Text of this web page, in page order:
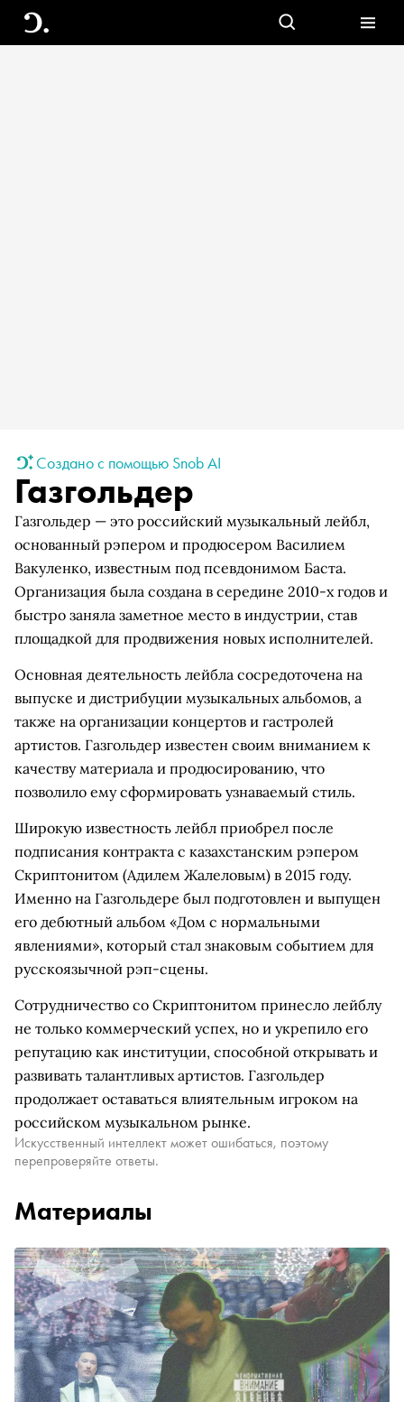
Создано с помощью Snob AI
Газгольдер
Газгольдер — это российский музыкальный лейбл,
основанный рэпером и продюсером Василием
Вакуленко, известным под псевдонимом Баста.
Организация была создана в середине 2010-х годов и
быстро заняла заметное место в индустрии, став
площадкой для продвижения новых исполнителей.
Основная деятельность лейбла сосредоточена на
выпуске и дистрибуции музыкальных альбомов, а
также на организации концертов и гастролей
артистов. Газгольдер известен своим вниманием к
качеству материала и продюсированию, что
позволило ему сформировать узнаваемый стиль.
Широкую известность лейбл приобрел после
подписания контракта с казахстанским рэпером
Скриптонитом (Адилем Жалеловым) в 2015 году.
Именно на Газгольдере был подготовлен и выпущен
его дебютный альбом «Дом с нормальными
явлениями», который стал знаковым событием для
русскоязычной рэп-сцены.
Сотрудничество со Скриптонитом принесло лейблу
не только коммерческий успех, но и укрепило его
репутацию как институции, способной открывать и
развивать талантливых артистов. Газгольдер
продолжает оставаться влиятельным игроком на
российском музыкальном рынке.
Искусственный интеллект может ошибаться, поэтому
перепроверяйте ответы.
Материалы